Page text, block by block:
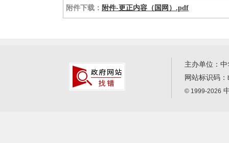
附件下载： 附件-更正内容（国网）.pdf
主办单位：
网站标识码：
© 1999-2026